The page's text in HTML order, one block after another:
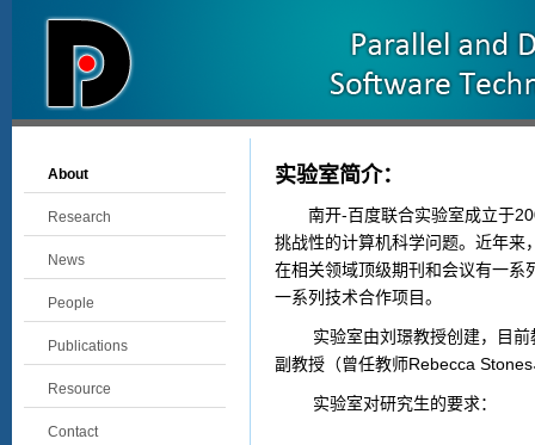
About
Research
News
People
Publications
Resource
Contact
实验室简介：
南开-百度联合实验室成立于
挑战性的计算机科学问题。近年来
在相关领域顶级期刊和会议有一系
一系列技术合作项目。
实验室由刘璟教授创建，目前
副教授（曾任教师Rebecca
实验室对研究生的要求